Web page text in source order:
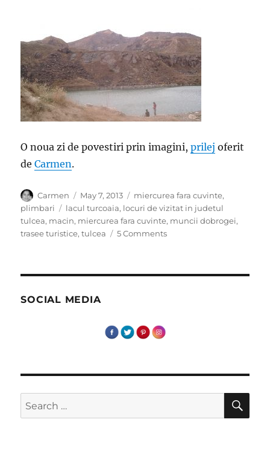
O noua zi de povestiri prin imagini,prilej oferit
deCarmen.
Author
Carmen
Posted
on
May 7, 2013 Categories
miercurea fara cuvinte,
plimbari
Tags
lacul turcoaia, locuri de vizitat in judetul
tulcea, macin, miercurea fara cuvinte, muncii dobrogei,
trasee turistice,tulcea 5 Commentson
SOCIAL MEDIA
Search
for: